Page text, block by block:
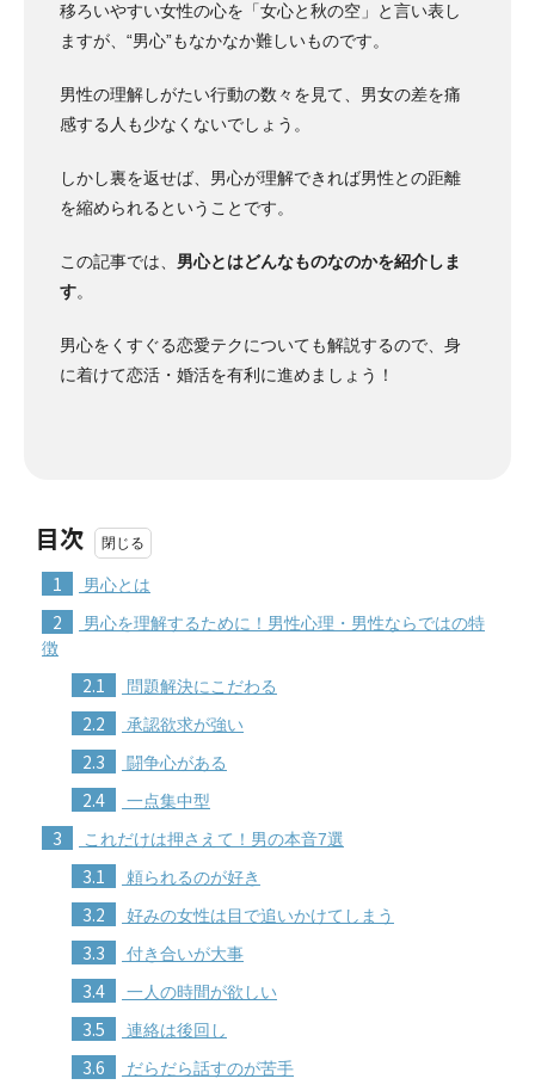
移ろいやすい女性の心を「女心と秋の空」と言い表し
ますが、“男心”もなかなか難しいものです。
男性の理解しがたい行動の数々を見て、男女の差を痛
感する人も少なくないでしょう。
しかし裏を返せば、男心が理解できれば男性との距離
を縮められるということです。
この記事では、 男心とはどんなものなのかを紹介しま
す。
男心をくすぐる恋愛テクについても解説するので、身
に着けて恋活・婚活を有利に進めましょう！
目次
1 男心とは
2
男心を理解するために！男性心理・男性ならではの特
徴
2.1 問題解決にこだわる
2.2 承認欲求が強い
2.3 闘争心がある
2.4 一点集中型
3 これだけは押さえて！男の本音7選
3.1 頼られるのが好き
3.2 好みの女性は目で追いかけてしまう
3.3 付き合いが大事
3.4 一人の時間が欲しい
3.5 連絡は後回し
3.6 だらだら話すのが苦手